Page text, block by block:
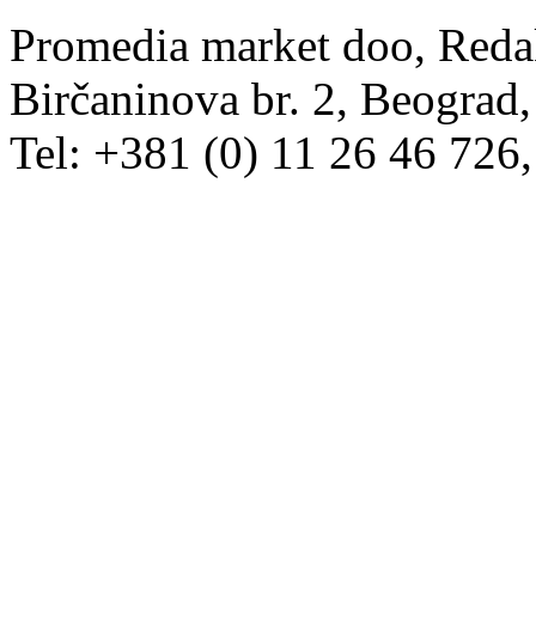
Promedia market doo,
Birčaninova br. 2,
Tel: +381 (0) 11 26 46